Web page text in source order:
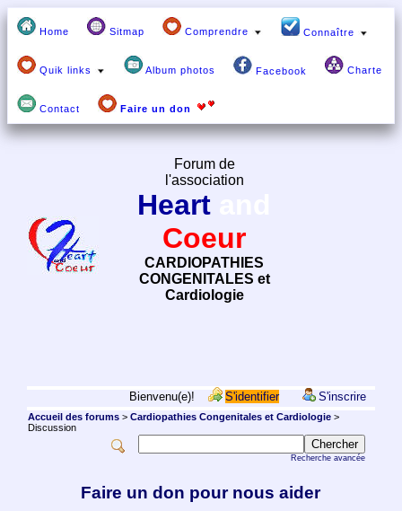
Home Sitmap Comprendre Connaître
Quik links Album photos Facebook Charte
Contact Faire un don
Forum de
l'association
Heart
Coeur
CARDIOPATHIES
CONGENITALES et
Cardiologie
Bienvenu(e)! S'identifier S'inscrire
Accueil des forums> Cardiopathies Congenitales et Cardiologie>
Discussion
Recherche avancée
Faire un don pour nous aider